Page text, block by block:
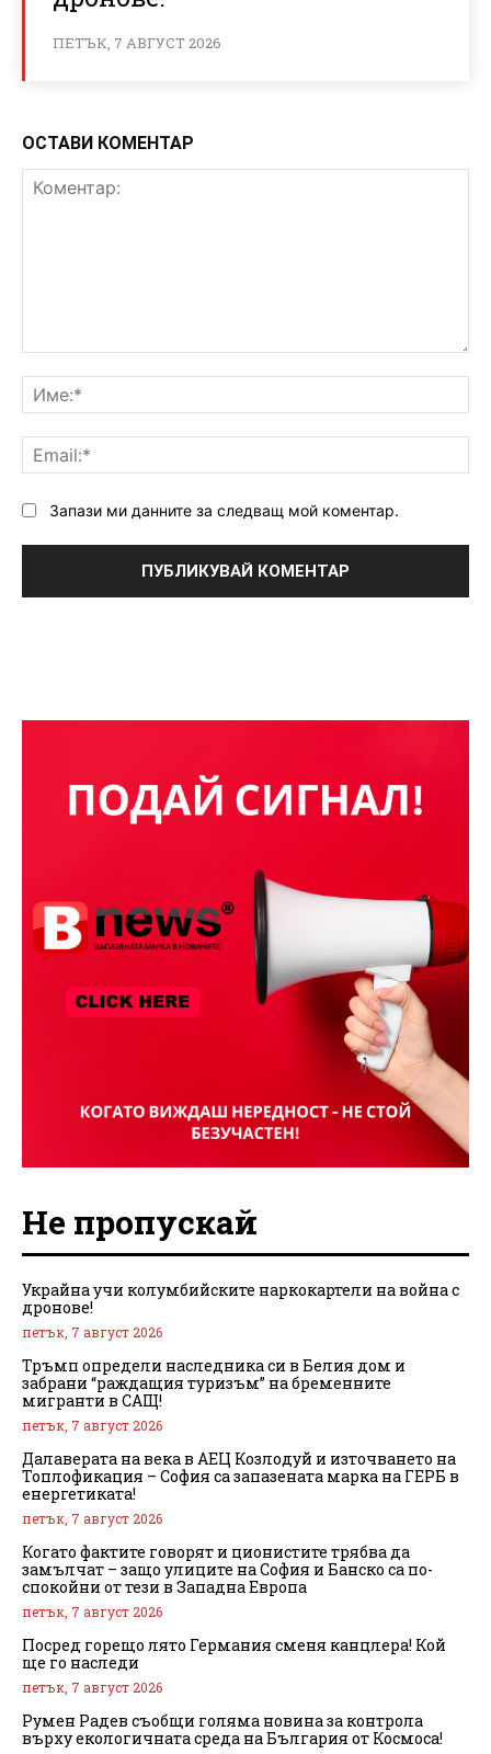
ПЕТЪК, 7 АВГУСТ 2026
ОСТАВИ КОМЕНТАР
Запази ми данните за следващ мой коментар.
Не пропускай
Украйна учи колумбийските наркокартели на война с
дронове!
петък, 7 август 2026
Тръмп определи наследника си в Белия дом и
забрани “раждащия туризъм” на бременните
мигранти в САЩ!
петък, 7 август 2026
Далаверата на века в АЕЦ Козлодуй и източването на
Топлофикация – София са запазената марка на ГЕРБ в
енергетиката!
петък, 7 август 2026
Когато фактите говорят и ционистите трябва да
замълчат – защо улиците на София и Банско са по-
спокойни от тези в Западна Европа
петък, 7 август 2026
Посред горещо лято Германия сменя канцлера! Кой
ще го наследи
петък, 7 август 2026
Румен Радев съобщи голяма новина за контрола
върху екологичната среда на България от Космоса!